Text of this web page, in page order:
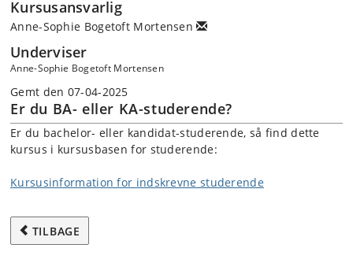
Kursusansvarlig
Anne-Sophie Bogetoft Mortensen
Underviser
Anne-Sophie Bogetoft Mortensen
Gemt den 07-04-2025
Er du BA- eller KA-studerende?
Er du bachelor- eller kandidat-studerende, så find dette
kursus i kursusbasen for studerende:
Kursusinformation for indskrevne studerende
TILBAGE